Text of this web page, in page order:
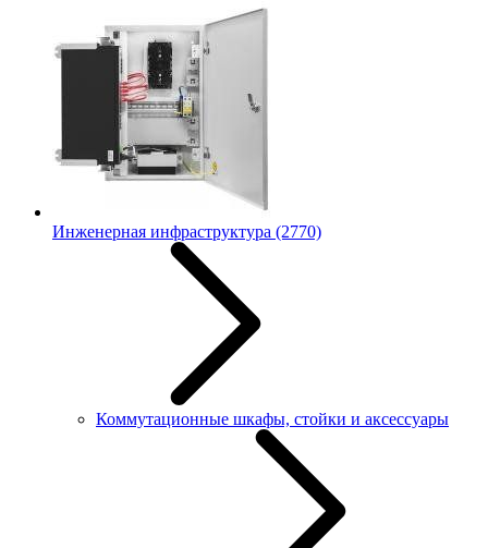
Инженерная инфраструктура (2770)
Коммутационные шкафы, стойки и аксессуары